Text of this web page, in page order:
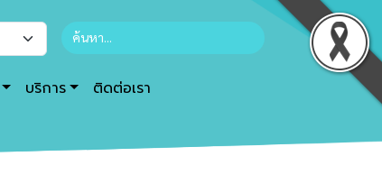
บริการ ติดต่อเรา